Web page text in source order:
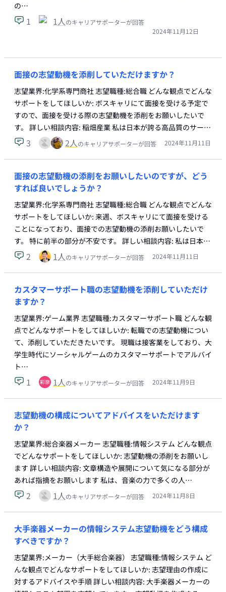
の…
1 1人のキャリアサポーターが回答
2024年11月12日
面接の志望動機を添削していただけますか？
志望業界:化学系専門商社 志望職種:総合職 どんな観点でどんな
サポートをしてほしいか: ボスキャリにて面接を受ける予定で
すので、面接を受ける際の志望動機を添削をお願いしたいで
す。 詳しい相談内容: 稲畑産業 私は日本が誇る高品質のサー…
3 2人のキャリアサポーターが回答 2024年11月11日
面接の志望動機の添削をお願いしたいのですが、どう
すれば良いでしょうか？
志望業界:化学系専門商社 志望職種:総合職 どんな観点でどんな
サポートをしてほしいか: 来週、ボスキャリにて面接を受ける
ことになっており、面接での志望動機の添削お願いしたいで
す。 特に前半の部分が不安です。 詳しい相談内容: 私は日本…
2 1人のキャリアサポーターが回答 2024年11月11日
カスタマーサポート職の志望動機を添削していただけ
ますか？
志望業界:ゲーム業界 志望職種:カスタマーサポート職 どんな観
点でどんなサポートをしてほしいか: 転職での志望動機につい
て、添削していただきたいです。 現職は接客業をしており、大
学生時代にソーシャルゲームのカスタマーサポートでアルバイ
ト…
1 1人のキャリアサポーターが回答 2024年11月9日
志望動機の構成についてアドバイスをいただけます
か？
志望業界:総合楽器メーカー 志望職種:情報システム どんな観点
でどんなサポートをしてほしいか: 志望動機の添削をお願いし
ます 詳しい相談内容: 文章構造や展開について気になる部分が
あれば指摘をお願いします 私は、音楽の力で多くの人…
2 1人のキャリアサポーターが回答 2024年11月8日
大手楽器メーカーの情報システム志望動機をどう構成
すべきですか？
志望業界:メーカー（大手総合楽器） 志望職種:情報システム ど
んな観点でどんなサポートをしてほしいか: 志望理由の作成に
対するアドバイスや手順 詳しい相談内容: 大手楽器メーカーの